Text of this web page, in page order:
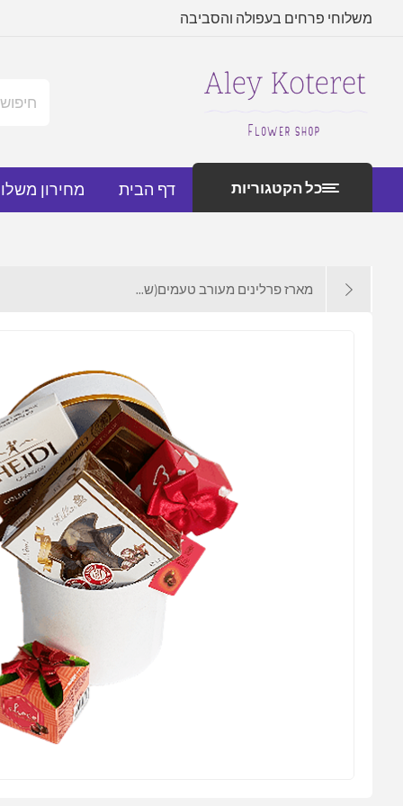
משלוחי פרחים בעפולה והסביבה
כל הקטגוריות דף הבית מחירון
מארז פרלינים מעורב טעמים(ש...